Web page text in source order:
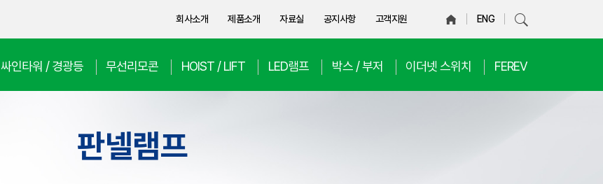
싸인타워 / 경광등 무선리모콘 HOIST / LIFT LED램프 박스 / 부저 이더넷 스위치 FEREV
회사소개 제품소개 자료실 공지사항 고객지원 ENG
판넬램프